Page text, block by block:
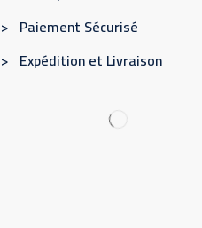
> Paiement Sécurisé
> Expédition et Livraison